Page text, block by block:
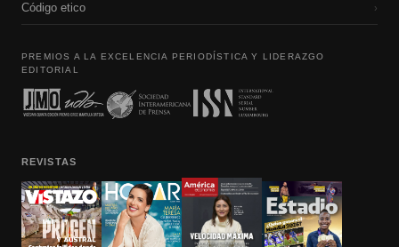
Código etico ›
PREMIOS A LA EXCELENCIA PERIODÍSTICA Y LIDERAZGO
EDITORIAL
REVISTAS